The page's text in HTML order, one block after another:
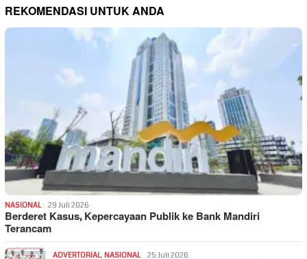
REKOMENDASI UNTUK ANDA
NASIONAL 29 Juli 2026
Berderet Kasus, Kepercayaan Publik ke Bank Mandiri
Terancam
ADVERTORIAL, NASIONAL 25 Juli 2026